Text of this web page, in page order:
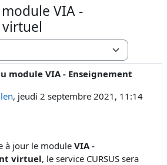
VIA -
module VIA - Enseignement
, jeudi 2 septembre 2021, 11:14
: 0
à jour le module VIA -
virtuel, le service CURSUS sera